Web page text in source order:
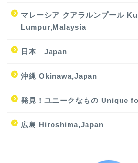
マレーシア クアラルンプール
Lumpur,Malaysia
日本 Japan
沖縄 Okinawa,Japan
発見！ユニークなもの Unique
広島 Hiroshima,Japan